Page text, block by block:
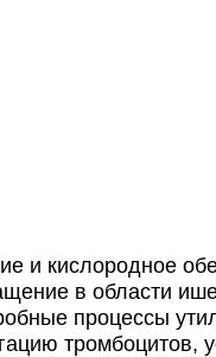
и кислородное
в области
процессы
тромбоцитов,